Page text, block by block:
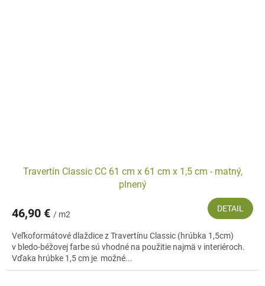
Travertín Classic CC 61 cm x 61 cm x 1,5 cm - matný,
plnený
46,90 € / m2
DETAIL
Veľkoformátové dlaždice z Travertínu Classic (hrúbka 1,5cm)
v bledo-béžovej farbe sú vhodné na použitie najmä v interiéroch.
Vďaka hrúbke 1,5 cm je možné...